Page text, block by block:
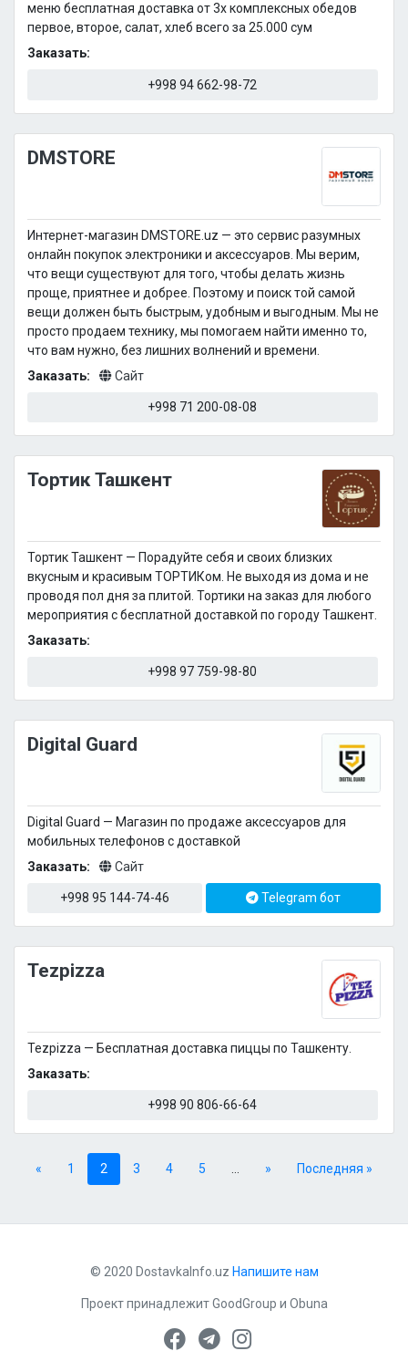
меню бесплатная доставка от 3х комплексных обедов
первое, второе, салат, хлеб всего за 25.000 сум
Заказать:
+998 94 662-98-72
DMSTORE
Интернет-магазин DMSTORE.uz — это сервис разумных
онлайн покупок электроники и аксессуаров. Мы верим,
что вещи существуют для того, чтобы делать жизнь
проще, приятнее и добрее. Поэтому и поиск той самой
вещи должен быть быстрым, удобным и выгодным. Мы не
просто продаем технику, мы помогаем найти именно то,
что вам нужно, без лишних волнений и времени.
Заказать:
Сайт
+998 71 200-08-08
Тортик Ташкент
Тортик Ташкент — Порадуйте себя и своих близких
вкусным и красивым ТОРТИКом. Не выходя из дома и не
проводя пол дня за плитой. Тортики на заказ для любого
мероприятия с бесплатной доставкой по городу Ташкент.
Заказать:
+998 97 759-98-80
Digital Guard
Digital Guard — Магазин по продаже аксессуаров для
мобильных телефонов с доставкой
Заказать:
Сайт
+998 95 144-74-46 Telegram бот
Tezpizza
Tezpizza — Бесплатная доставка пиццы по Ташкенту.
Заказать:
+998 90 806-66-64
« 1 2 3 4 5 ... » Последняя »
© 2020 DostavkaInfo.uz Напишите нам
Проект принадлежитGoodGroup и Obuna